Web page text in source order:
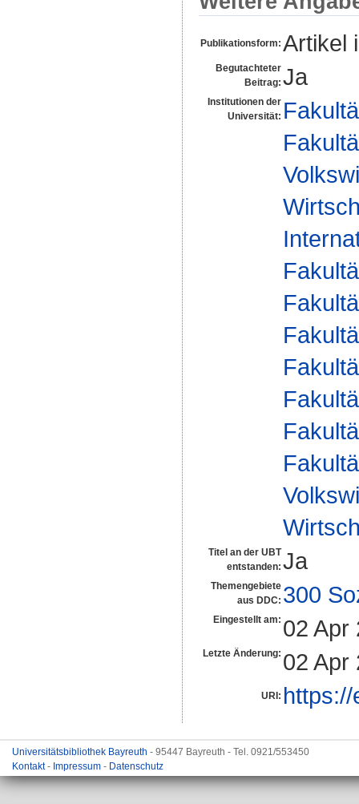
Publikationsform: Artikel
Begutachteter
Beitrag: Ja
Institutionen der
Universität:
Titel an der UBT
entstanden: Ja
Themengebiete
aus DDC: 300
Eingestellt am: 02 Apr
Letzte Änderung: 02 Apr
URI:
Universitätsbibliothek Bayreuth - 95447 Bayreuth - Tel. 0921/553450
Kontakt- Impressum - Datenschutz